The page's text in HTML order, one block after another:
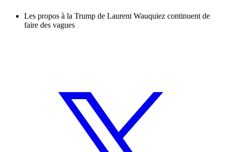
Les propos à la Trump de Laurent Wauquiez continuent de
faire des vagues